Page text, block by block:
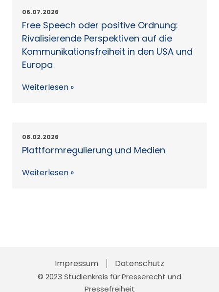
06.07.2026
Free Speech oder positive Ordnung:
Rivalisierende Perspektiven auf die
Kommunikationsfreiheit in den USA und
Europa
Weiterlesen »
08.02.2026
Plattformregulierung und Medien
Weiterlesen »
Skip
to
Impressum Datenschutz
© 2023 Studienkreis für Presserecht und
Pressefreiheit